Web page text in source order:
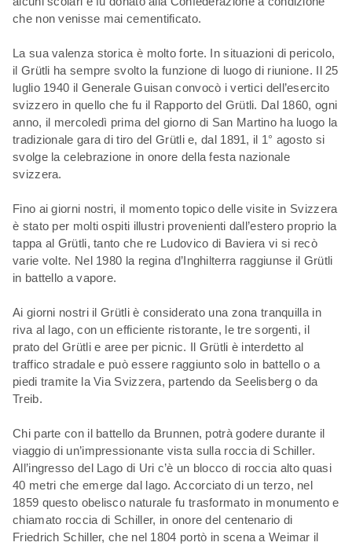
che non venisse mai cementificato.
La sua valenza storica è molto forte. In situazioni di pericolo,
il Grütli ha sempre svolto la funzione di luogo di riunione. Il 25
luglio 1940 il Generale Guisan convocò i vertici dell’esercito
svizzero in quello che fu il Rapporto del Grütli. Dal 1860, ogni
anno, il mercoledì prima del giorno di San Martino ha luogo la
tradizionale gara di tiro del Grütli e, dal 1891, il 1° agosto si
svolge la celebrazione in onore della festa nazionale
svizzera.
Fino ai giorni nostri, il momento topico delle visite in Svizzera
è stato per molti ospiti illustri provenienti dall’estero proprio la
tappa al Grütli, tanto che re Ludovico di Baviera vi si recò
varie volte. Nel 1980 la regina d’Inghilterra raggiunse il Grütli
in battello a vapore.
Ai giorni nostri il Grütli è considerato una zona tranquilla in
riva al lago, con un efficiente ristorante, le tre sorgenti, il
prato del Grütli e aree per picnic. Il Grütli è interdetto al
traffico stradale e può essere raggiunto solo in battello o a
piedi tramite la Via Svizzera, partendo da Seelisberg o da
Treib.
Chi parte con il battello da Brunnen, potrà godere durante il
viaggio di un’impressionante vista sulla roccia di Schiller.
All’ingresso del Lago di Uri c’è un blocco di roccia alto quasi
40 metri che emerge dal lago. Accorciato di un terzo, nel
1859 questo obelisco naturale fu trasformato in monumento e
chiamato roccia di Schiller, in onore del centenario di
Friedrich Schiller, che nel 1804 portò in scena a Weimar il